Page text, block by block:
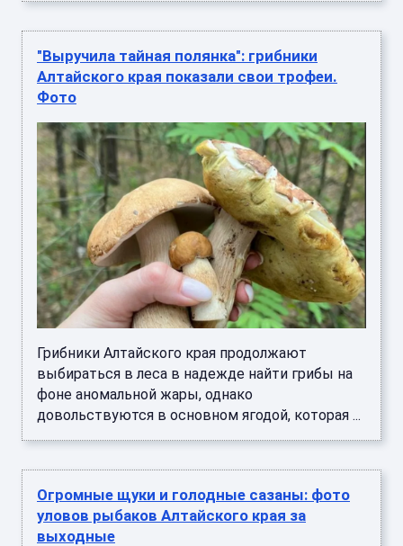
"Выручила тайная полянка": грибники
Алтайского края показали свои трофеи.
Фото
Грибники Алтайского края продолжают
выбираться в леса в надежде найти грибы на
фоне аномальной жары, однако
довольствуются в основном ягодой, которая ...
Огромные щуки и голодные сазаны: фото
уловов рыбаков Алтайского края за
выходные